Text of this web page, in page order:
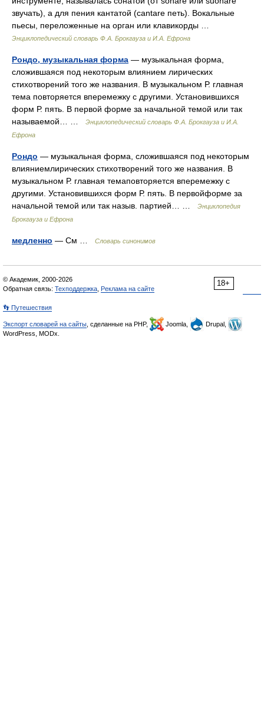
звучать), а для пения кантатой (cantare петь). Вокальные
пьесы, переложенные на орган или клавикорды …
Энциклопедический словарь Ф.А. Брокгауза и И.А. Ефрона
Рондо, музыкальная форма — музыкальная форма,
сложившаяся под некоторым влиянием лирических
стихотворений того же названия. В музыкальном Р. главная
тема повторяется вперемежку с другими. Установившихся
форм Р. пять. В первой форме за начальной темой или так
называемой… …
Энциклопедический словарь Ф.А. Брокгауза и И.А.
Ефрона
Рондо — музыкальная форма, сложившаяся под некоторым
влияниемлирических стихотворений того же названия. В
музыкальном Р. главная темаповторяется вперемежку с
другими. Установившихся форм Р. пять. В первойформе за
начальной темой или так назыв. партией… …
Энциклопедия
Брокгауза и Ефрона
медленно — См … Словарь синонимов
18+
© Академик, 2000-2026
Обратная связь: Техподдержка Реклама на сайте
👣 Путешествия
Экспорт словарей на сайты , сделанные на PHP, Joomla,
Drupal,
WordPress, MODx.